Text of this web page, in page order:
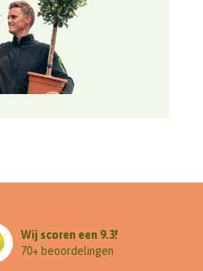
Wij scoren een 9.3!
70+ beoordelingen